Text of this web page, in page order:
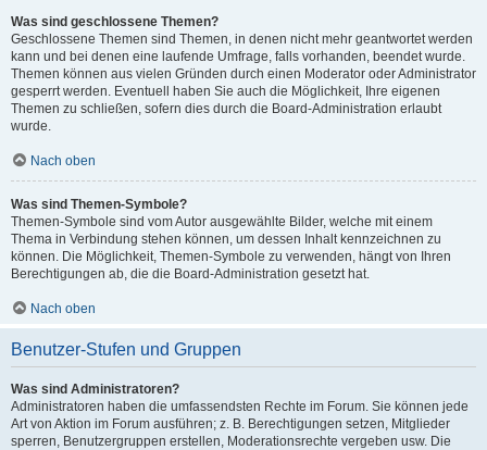
Was sind geschlossene Themen?
Geschlossene Themen sind Themen, in denen nicht mehr geantwortet werden
kann und bei denen eine laufende Umfrage, falls vorhanden, beendet wurde.
Themen können aus vielen Gründen durch einen Moderator oder Administrator
gesperrt werden. Eventuell haben Sie auch die Möglichkeit, Ihre eigenen
Themen zu schließen, sofern dies durch die Board-Administration erlaubt
wurde.
Nach oben
Was sind Themen-Symbole?
Themen-Symbole sind vom Autor ausgewählte Bilder, welche mit einem
Thema in Verbindung stehen können, um dessen Inhalt kennzeichnen zu
können. Die Möglichkeit, Themen-Symbole zu verwenden, hängt von Ihren
Berechtigungen ab, die die Board-Administration gesetzt hat.
Nach oben
Benutzer-Stufen und Gruppen
Was sind Administratoren?
Administratoren haben die umfassendsten Rechte im Forum. Sie können jede
Art von Aktion im Forum ausführen; z. B. Berechtigungen setzen, Mitglieder
sperren, Benutzergruppen erstellen, Moderationsrechte vergeben usw. Die